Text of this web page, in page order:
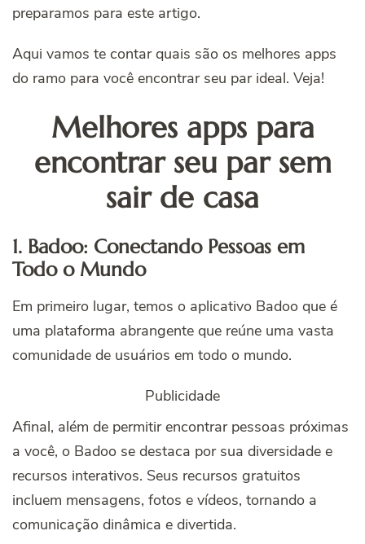
preparamos para este artigo.
Aqui vamos te contar quais são os melhores apps
do ramo para você encontrar seu par ideal. Veja!
Melhores apps para
encontrar seu par sem
sair de casa
1. Badoo: Conectando Pessoas em
Todo o Mundo
Em primeiro lugar, temos o aplicativo Badoo que é
uma plataforma abrangente que reúne uma vasta
comunidade de usuários em todo o mundo.
Publicidade
Afinal, além de permitir encontrar pessoas próximas
a você, o Badoo se destaca por sua diversidade e
recursos interativos. Seus recursos gratuitos
incluem mensagens, fotos e vídeos, tornando a
comunicação dinâmica e divertida.